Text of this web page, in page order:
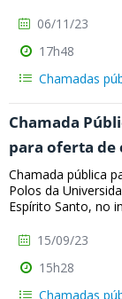
06/11/23
17h48
Chamadas
Chamada
para oferta de
Chamada pública
Polos da
Espírito Santo, no
15/09/23
15h28
Chamadas